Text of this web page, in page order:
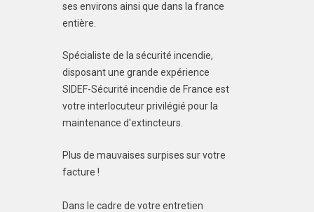
ses environs ainsi que dans la france
entière.
Spécialiste de la sécurité incendie,
disposant une grande expérience
SIDEF-Sécurité incendie de France est
votre interlocuteur privilégié pour la
maintenance d'extincteurs.
Plus de mauvaises surpises sur votre
facture !
Dans le cadre de votre entretien